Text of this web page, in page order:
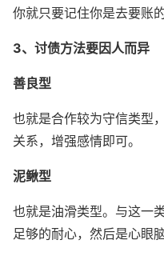
你就只要记住你是去要账
3、讨债方法要因人而异
善良型
也就是合作较为守信类型
关系，增强感情即可。
泥鳅型
也就是油滑类型。与这一
足够的耐心，然后是心眼